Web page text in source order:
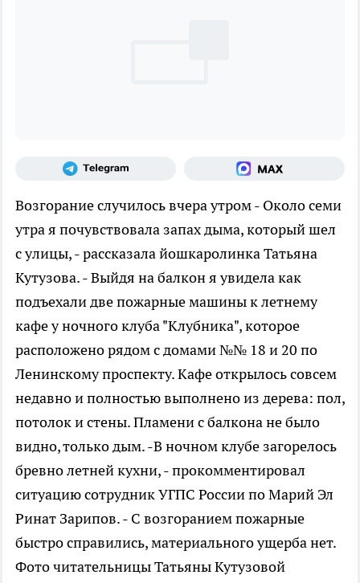
Возгорание случилось вчера утром- Около семи
утра я почувствовала запах дыма, который шел
с улицы, - рассказала йошкаролинка Татьяна
Кутузова. - Выйдя на балкон я увидела как
подъехали две пожарные машины к летнему
кафе у ночного клуба "Клубника", которое
расположено рядом с домами №№ 18 и 20 по
Ленинскому проспекту. Кафе открылось совсем
недавно и полностью выполнено из дерева: пол,
потолок и стены. Пламени с балкона не было
видно, только дым. -В ночном клубе загорелось
бревно летней кухни, - прокомментировал
ситуацию сотрудник УГПС России по Марий Эл
Ринат Зарипов. - С возгоранием пожарные
быстро справились, материального ущерба нет.
Фото читательницы Татьяны Кутузовой